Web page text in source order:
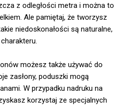
z odległości metra i można to
Ale pamiętaj, że tworzysz
niedoskonałości są naturalne,
możesz także używać do
zasłony, poduszki mogą
W przypadku nadruku na
korzystaj ze specjalnych